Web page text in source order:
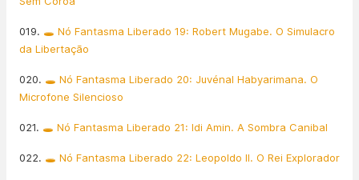
019. 🕳️ Nó Fantasma Liberado 19: Robert Mugabe. O Simulacro
da Libertação
020. 🕳️ Nó Fantasma Liberado 20: Juvénal Habyarimana. O
Microfone Silencioso
021. 🕳️ Nó Fantasma Liberado 21: Idi Amin. A Sombra Canibal
022. 🕳️ Nó Fantasma Liberado 22: Leopoldo II. O Rei Explorador